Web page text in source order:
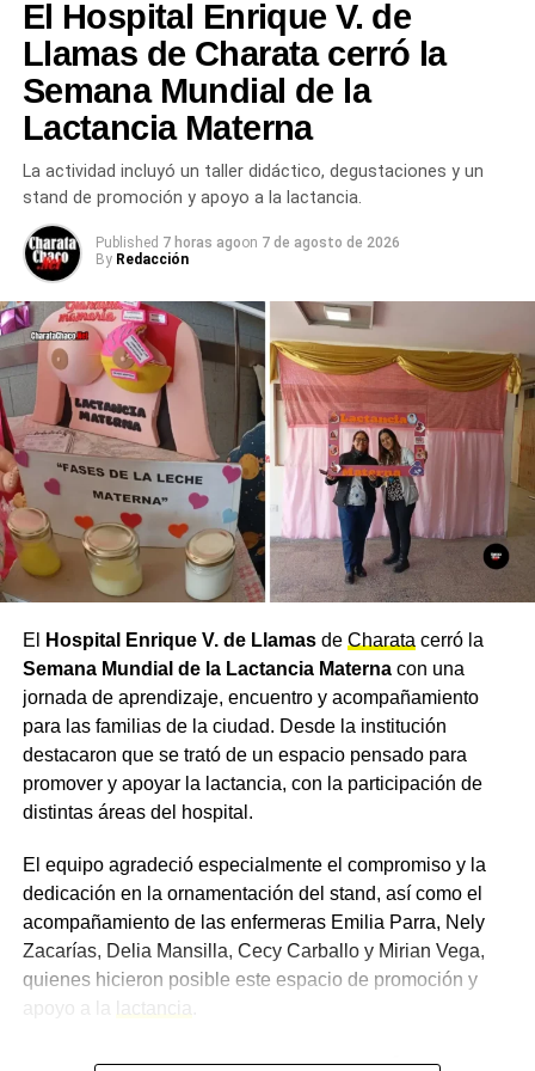
TEMAS RELACIONADOS
GANADOR CHARATA
NOTICIAS DE CHARATA CHACO HOY
QUINIELA POCEADA CHAQUEÑA
RESULTADOS QUINIELA CHACO
SORTEO 2319
ACTUALIDAD
Domingo gris en Charata pero la semana
promete: hasta 21°C el miércoles antes de una
lluvia importante el jueves
Charata celebra el Día de la Bandera el 20 de
junio con un acto en el Paseo del Sol y la
Promesa de Lealtad de alumnos de todo el
Departamento Chacabuco
El Hospital Enrique V. de
Llamas de Charata cerró la
Semana Mundial de la
Lactancia Materna
La actividad incluyó un taller didáctico, degustaciones y un
stand de promoción y apoyo a la lactancia.
Published 7 horas agoon 7 de agosto de 2026
By Redacción
El Hospital Enrique V. de Llamasde Charata cerró la
Semana Mundial de la Lactancia Maternacon una
jornada de aprendizaje, encuentro y acompañamiento
para las familias de la ciudad. Desde la institución
destacaron que se trató de un espacio pensado para
promover y apoyar la lactancia, con la participación de
distintas áreas del hospital.
El equipo agradeció especialmente el compromiso y la
dedicación en la ornamentación del stand, así como el
acompañamiento de las enfermeras Emilia Parra, Nely
Zacarías, Delia Mansilla, Cecy Carballo y Mirian Vega,
quienes hicieron posible este espacio de promoción y
lactancia